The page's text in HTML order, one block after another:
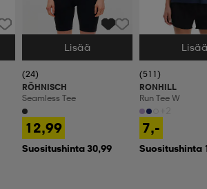
Valitse Koko
Lisää
(24)
RÖHNISCH
Seamless Tee
12,99
Suositushinta 30,99
Valitse Koko
(511)
RONHILL
Run Tee W
7,-
Suositushinta